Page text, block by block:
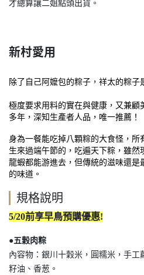
才總算讓二姐點頭出貨。
新村愛用
除了自己阿嬤包的粽子，祥太的粽子
極度要求用料的實在與健康，又兼顧
多年，深知生產者人品，唯一推薦！
身為一餐能吃掉八顆粽的大食怪，所
生來過端午節的，吃遍天下粽，雖然
龍蝦都能游進去，但傳統的滋味還是
的味道。
規格說明
5/20前享早鳥預購優惠!
●五穀肉粽
內容物：銀川十穀米，圓糯米，手工
籽油、香葱。